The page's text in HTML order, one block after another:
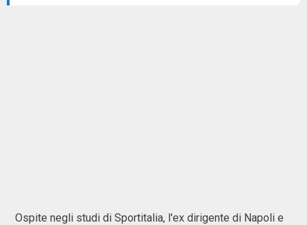
Ospite negli studi di Sportitalia, l'ex dirigente di Napoli e